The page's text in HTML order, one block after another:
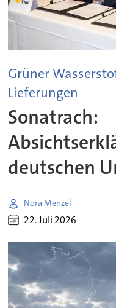
Grüner
Lieferungen
Sonatrach:
deutschen
Nora Menzel
22. Juli 2026